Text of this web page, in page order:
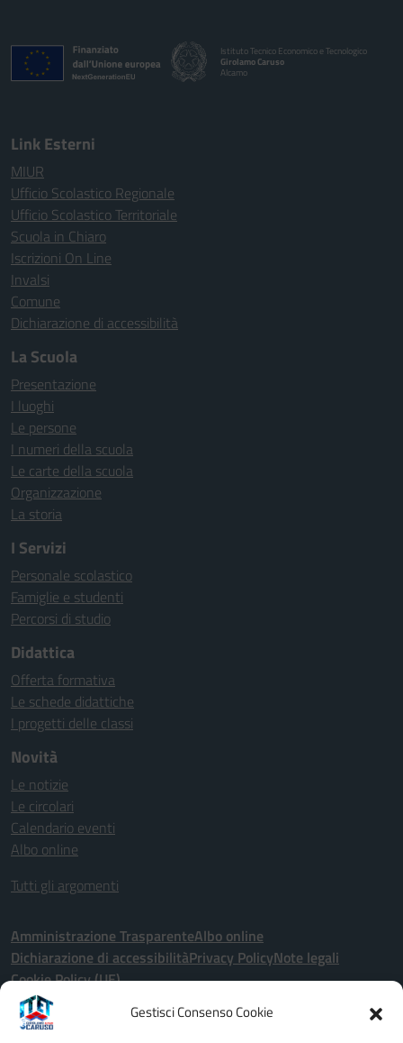
Gestisci Consenso Cookie
Istituto Tecnico Economico e Tecnologico
Girolamo Caruso
Alcamo
Link Esterni
MIUR
Ufficio Scolastico Regionale
Ufficio Scolastico Territoriale
Scuola in Chiaro
Iscrizioni On Line
Invalsi
Comune
Dichiarazione di accessibilità
La Scuola
Presentazione
I luoghi
Le persone
I numeri della scuola
Le carte della scuola
Organizzazione
La storia
I Servizi
Personale scolastico
Famiglie e studenti
Percorsi di studio
Didattica
Offerta formativa
Le schede didattiche
I progetti delle classi
Novità
Le notizie
Le circolari
Calendario eventi
Albo online
Tutti gli argomenti
Amministrazione TrasparenteAlbo online
Dichiarazione di accessibilitàPrivacy PolicyNote legali
Cookie Policy (UE)
Seguici su: